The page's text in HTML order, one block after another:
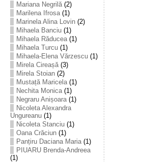
Mariana Negrilă(2)
Marilena Ifrosa(1)
Marinela Alina Lovin(2)
Mihaela Banciu(1)
Mihaela Răducea(1)
Mihaela Turcu(1)
Mihaela-Elena Vărzescu(1)
Mirela Cireașă(3)
Mirela Stoian(2)
Mustață Maricela(1)
Nechita Monica(1)
Negraru Anișoara(1)
Nicoleta Alexandra
Ungureanu(1)
Nicoleta Stanciu(1)
Oana Crăciun(1)
Panțiru Daciana Maria(1)
PIUARU Brenda-Andreea
(1)